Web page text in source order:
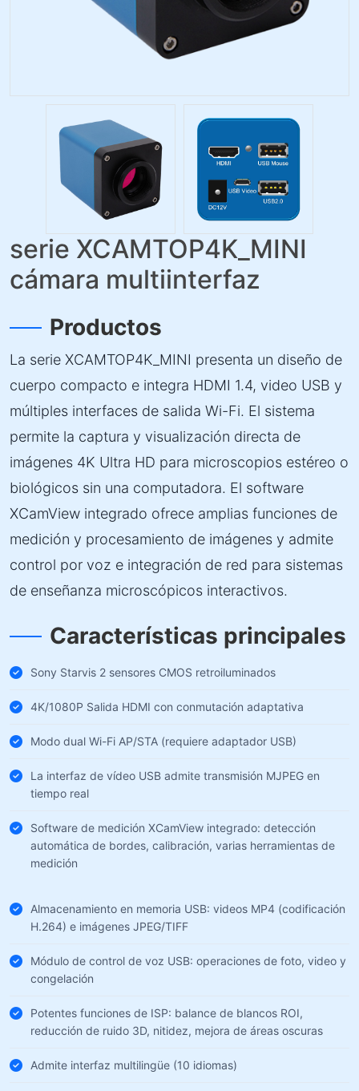
serie XCAMTOP4K_MINI
cámara multiinterfaz
Productos
La serie XCAMTOP4K_MINI presenta un diseño de
cuerpo compacto e integra HDMI 1.4, video USB y
múltiples interfaces de salida Wi-Fi. El sistema
permite la captura y visualización directa de
imágenes 4K Ultra HD para microscopios estéreo o
biológicos sin una computadora. El software
XCamView integrado ofrece amplias funciones de
medición y procesamiento de imágenes y admite
control por voz e integración de red para sistemas
de enseñanza microscópicos interactivos.
Características principales
Sony Starvis 2 sensores CMOS retroiluminados
4K/1080P Salida HDMI con conmutación adaptativa
Modo dual Wi-Fi AP/STA (requiere adaptador USB)
La interfaz de vídeo USB admite transmisión MJPEG en
tiempo real
Software de medición XCamView integrado: detección
automática de bordes, calibración, varias herramientas de
medición
Almacenamiento en memoria USB: videos MP4 (codificación
H.264) e imágenes JPEG/TIFF
Módulo de control de voz USB: operaciones de foto, video y
congelación
Potentes funciones de ISP: balance de blancos ROI,
reducción de ruido 3D, nitidez, mejora de áreas oscuras
Admite interfaz multilingüe (10 idiomas)